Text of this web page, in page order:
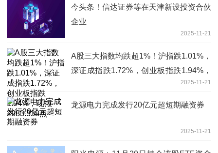
今头条！信达证券等在天津新设投资合伙
企业
2025-11-21
A股三大指数均跌超1%！沪指跌1.01%，
深证成指跌1.72%，创业板指跌1.94%，
2025-11-21
龙源电力完成发行20亿元超短期融资券
2025-11-21